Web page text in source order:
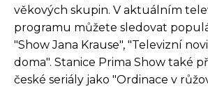
věkových skupin. V aktuálním
programu můžete sledovat
"Show Jana Krause", "Televizní
doma". Stanice Prima Show také
české seriály jako "Ordinace v